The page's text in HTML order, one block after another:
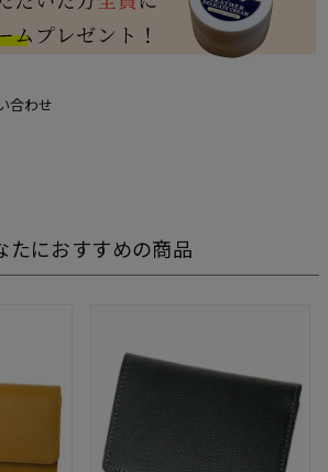
合わせ
たにおすすめの商品